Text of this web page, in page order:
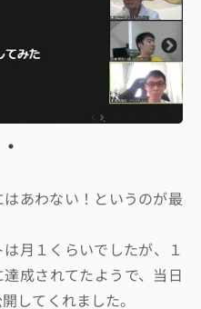
あわない！というのが最
月１くらいでしたが、１
成されてたようで、当日
してくれました。